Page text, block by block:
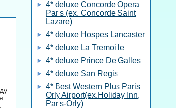
4* deluxe Concorde Opera
Paris (ex. Concorde Saint
Lazare)
4* deluxe Hospes Lancaster
4* deluxe La Tremoille
4* deluxe Prince De Galles
4* deluxe San Regis
4* Best Western Plus Paris
Orly Airport(ex.Holiday Inn,
Paris-Orly)